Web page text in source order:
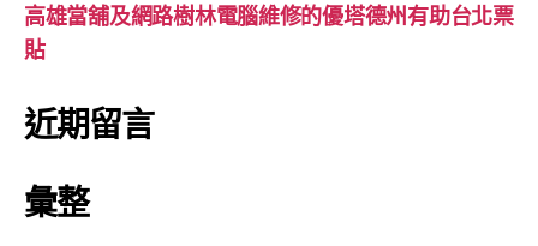
高雄當舖及網路樹林電腦維修的優塔德州有助台北票
貼
近期留言
彙整